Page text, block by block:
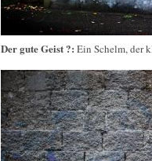
Der gute Geist ?: Ein Schelm, der